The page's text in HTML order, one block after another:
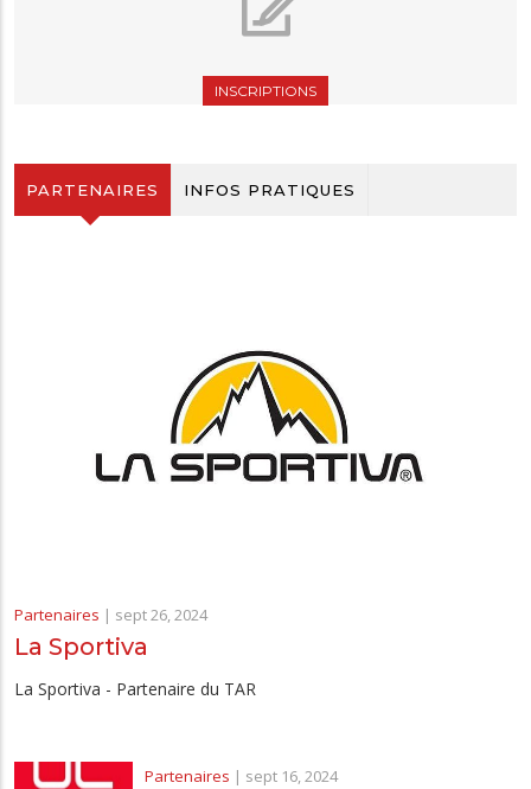
INSCRIPTIONS
PARTENAIRES INFOS PRATIQUES
Partenaires | sept 26, 2024
La Sportiva
La Sportiva - Partenaire du TAR
Partenaires | sept 16, 2024